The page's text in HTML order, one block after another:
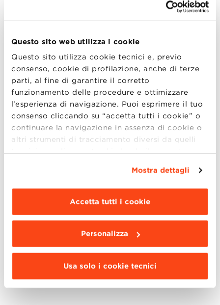
Questo sito web utilizza i cookie
Questo sito utilizza cookie tecnici e, previo
consenso, cookie di profilazione, anche di terze
parti, al fine di garantire il corretto
funzionamento delle procedure e ottimizzare
l’esperienza di navigazione. Puoi esprimere il tuo
consenso cliccando su “accetta tutti i cookie” o
continuare la navigazione in assenza di cookie o
altri strumenti di tracciamento diversi da quelli
tecnici semplicemente chiudendo il presente
Dettagli ”. Per
modificare le impostazioni di navigazione e
scegliere le funzionalità, le terze parti e i cookie
Mostra dettagli
Accetta tutti i cookie
Personalizza
Usa solo i cookie tecnici
Avviso 2015D-02 del 30/06/2015 – Selezione per
Programs– Scaduto
Data di pubblicazione: 30/06/2015
Invio curriculum e documentazione: entro il
10/07/2015
AVVISO DI SELEZIONE
Avviso 2015D-01/1 del 14/03/2015 – Selezione per
la copertura della posizione di Head of Graduate
Data di pubblicazione: 14/03/2015
Invio curriculum e documentazione: entro il
Data di assunzione (approssimativa) : 1/06/2015
AVVISO DI SELEZIONE